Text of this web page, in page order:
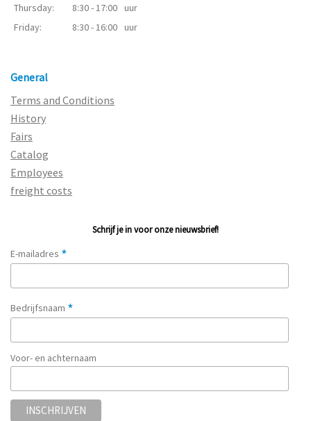
Thursday:
8:30 - 17:00 uur
Friday:
8:30 - 16:00 uur
General
Terms and Conditions
History
Fairs
Catalog
Employees
freight costs
Schrijf je in voor onze nieuwsbrief!
E-mailadres *
Bedrijfsnaam *
Voor- en achternaam